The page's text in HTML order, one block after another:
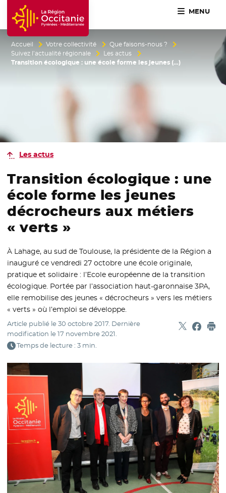
Accueil Région Occitanie / Pyrénées-Méditerranée
MENU
Accueil Votre collectivité
Que faisons-nous ?
Suivez l’actualité régionale
Les actus
Transition écologique : une école forme les jeunes (…)
Les actus
Transition écologique : une
école forme les jeunes
décrocheurs aux métiers
« verts »
À Lahage, au sud de Toulouse, la présidente de la Région a
inauguré ce vendredi 27 octobre une école originale,
pratique et solidaire : l’Ecole européenne de la transition
écologique. Portée par l’association haut-garonnaise 3PA,
elle remobilise des jeunes « décrocheurs » vers les métiers
« verts » où l’emploi se développe.
Article publié le30 octobre 2017. Dernière
modification le17 novembre 2021.
Temps de lecture : 3 min.
Partager
- Nouvelle
-